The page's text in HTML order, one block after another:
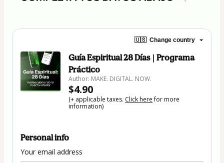
🇺🇸 Change country
Guía Espiritual 28 Días | Programa
Práctico
Author: MAKE. DIGITAL. NOW.
$4.90
(+ applicable taxes. Click herefor more
information)
Personal info
Your email address